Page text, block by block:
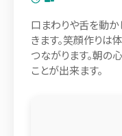
口まわりや舌を動か
きます。笑顔作り
つながります。朝の
ことが出来ます。